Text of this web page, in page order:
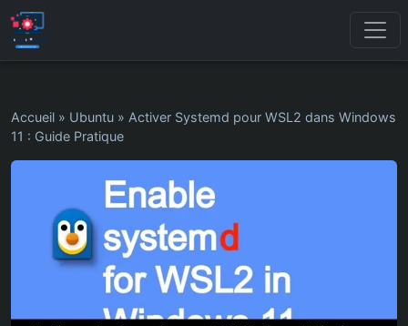
Accueil » Ubuntu » Activer Systemd pour WSL2 dans Windows
11 : Guide Pratique